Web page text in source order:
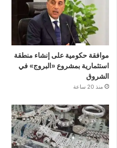
موافقة حكومية على إنشاء منطقة
استثمارية بمشروع «البروج» في
الشروق
منذ 20 ساعة